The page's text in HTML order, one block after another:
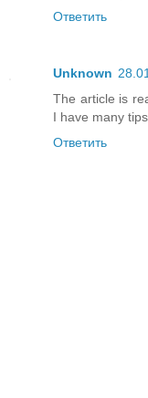
Ответить
Unknown
The article is
I have many
Ответить